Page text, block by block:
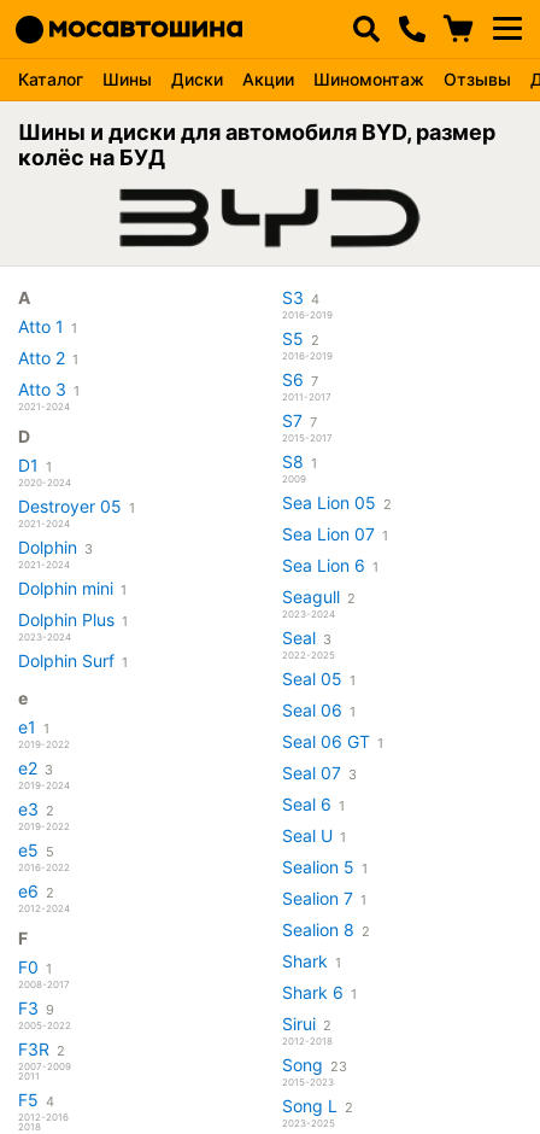
Каталог Шины Диски Акции Шиномонтаж Отзывы
Шины и диски для автомобиля BYD, размер
колёс на БУД
A
Atto 1 1
Atto 2 1
Atto 3 1
2021-2024
D
D1 1
2020-2024
Destroyer 05 1
2021-2024
Dolphin 3
2021-2024
Dolphin mini 1
Dolphin Plus 1
2023-2024
Dolphin Surf 1
e
e1 1
2019-2022
e2 3
2019-2024
e3 2
2019-2022
e5 5
2016-2022
e6 2
2012-2024
F
F0 1
2008-2017
F3 9
2005-2022
F3R 2
2007-2009
2011
F5 4
2012-2016
2018
S3 4
2016-2019
S5 2
2016-2019
S6 7
2011-2017
S7 7
2015-2017
S8 1
2009
Sea Lion 05 2
Sea Lion 07 1
Sea Lion 6 1
Seagull 2
2023-2024
Seal 3
2022-2025
Seal 05 1
Seal 06 1
Seal 06 GT 1
Seal 07 3
Seal 6 1
Seal U 1
Sealion 5 1
Sealion 7 1
Sealion 8 2
Shark 1
Shark 6 1
Sirui 2
2012-2018
Song 23
2015-2023
Song L 2
2023-2025